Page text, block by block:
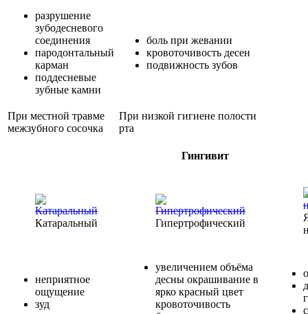
разрушение
зубодесневого
соединения
пародонтальный
карман
поддесневые
зубные камни
боль при жевании
кровоточивость десен
подвижность зубов
При местной травме
межзубного сосочка
При низкой гигиене полости
рта
Гингивит
Катаральный Гипертрофический
неприятное
ощущение
зуд
увеличением объёма
десны окрашивание в
ярко красный цвет
кровоточивость